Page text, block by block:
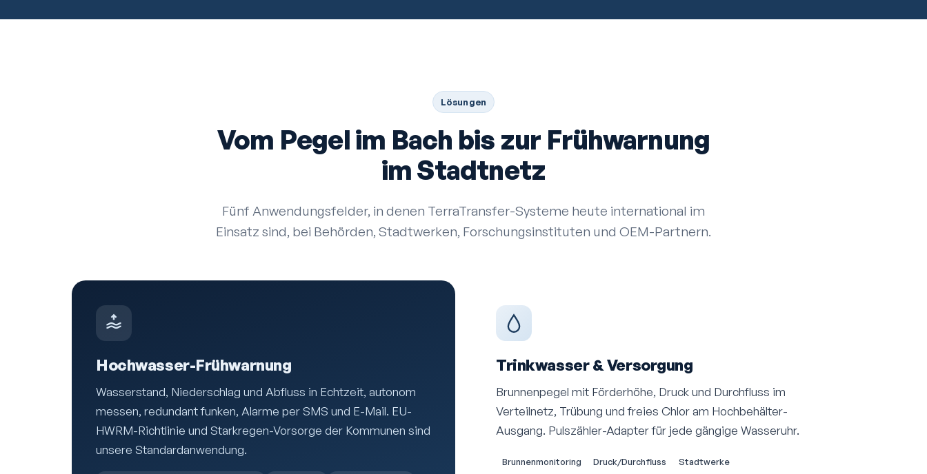
Lösungen
Vom Pegel im Bach bis zur Frühwarnung
im Stadtnetz
Fünf Anwendungs­felder, in denen TerraTransfer-Systeme heute international im
Einsatz sind, bei Behörden, Stadtwerken, Forschungs­instituten und OEM-Partnern.
Hochwasser-Frühwarnung
Wasserstand, Niederschlag und Abfluss in Echtzeit, autonom
messen, redundant funken, Alarme per SMS und E-Mail. EU-
HWRM-Richtlinie und Starkregen-Vorsorge der Kommunen sind
unsere Standardanwendung.
Trinkwasser & Versorgung
Brunnenpegel mit Förderhöhe, Druck und Durchfluss im
Verteilnetz, Trübung und freies Chlor am Hochbehälter-
Ausgang. Pulszähler-Adapter für jede gängige Wasseruhr.
Brunnenmonitoring Druck/Durchfluss Stadtwerke